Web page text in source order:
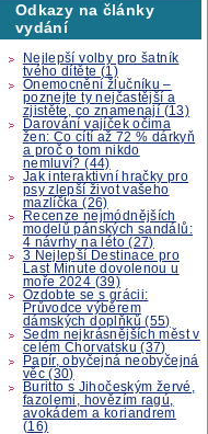
Odkazy na články
vydání
Nejlepší volby pro šatník
tvého dítěte (1)
Onemocnění žlučníku –
poznejte ty nejčastější a
zjistěte, co znamenají (13)
Darování vajíček očima
žen: Co cítí až 72 % dárkyň
a proč o tom nikdo
nemluví? (44)
Jak interaktivní hračky pro
psy zlepší život vašeho
mazlíčka (26)
Recenze nejmódnějších
modelů pánských sandálů:
4 návrhy na léto (27)
3 Nejlepší Destinace pro
Last Minute dovolenou u
moře 2024 (39)
Ozdobte se s grácii:
Průvodce výběrem
dámských doplňků (55)
Sedm nejkrásnějších měst v
celém Chorvatsku (37)
Papír, obyčejná neobyčejná
věc (30)
Buritto s Jihočeským žervé,
fazolemi, hovězím ragú,
avokádem a koriandrem
(16)